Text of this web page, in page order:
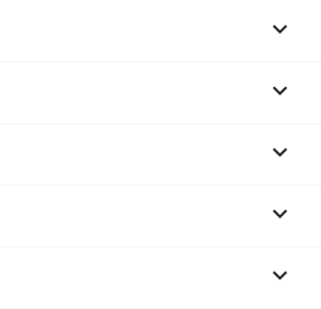




keyboard_arrow_down